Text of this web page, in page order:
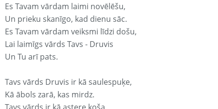
Es Tavam vārdam laimi novēlēšu,
Un prieku skanīgo, kad dienu sāc.
Es Tavam vārdam veiksmi līdzi došu,
Lai laimīgs vārds Tavs - Druvis
Un Tu arī pats.
Tavs vārds Druvis ir kā saulespuķe,
Kā ābols zarā, kas mirdz.